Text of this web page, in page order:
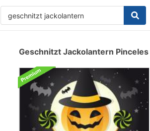
Geschnitzt Jackolantern Pinceles